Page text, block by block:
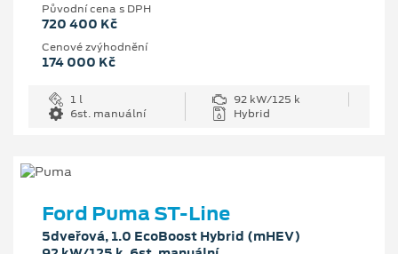
Původní cena s DPH
720 400 Kč
Cenové zvýhodnění
174 000 Kč
1 l
92 kW/125 k
6st. manuální
Hybrid
Ford Puma ST-Line
5dveřová, 1.0 EcoBoost Hybrid (mHEV)